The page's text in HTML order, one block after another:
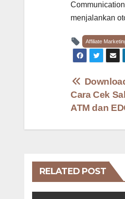
menjalankan
Affiliate
Post
Cara Cek
ATM dan
RELATED POST